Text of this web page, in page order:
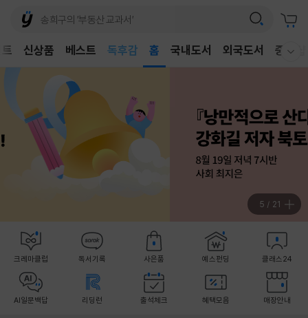
신상품 베스트
독후감
홈 국내도서 외국도서 중고샵
6 / 21
크레마클럽 독서기록 사은품 예스펀딩 클래스24
AI일문백답 리딩런 출석체크 혜택모음 매장안내